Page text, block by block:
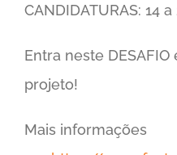
CANDIDATURAS: 14
Entra neste
projeto!
Mais informações